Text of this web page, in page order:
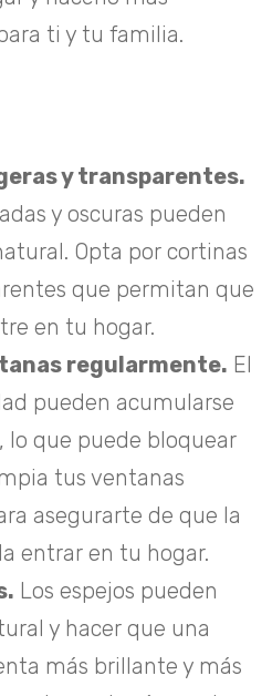
ti y tu familia.
y transparentes.
y oscuras pueden
Opta por cortinas
que permitan que
en tu hogar.
regularmente. El
pueden acumularse
lo que puede bloquear
tus ventanas
asegurarte de que la
entrar en tu hogar.
Los espejos pueden
y hacer que una
más brillante y más